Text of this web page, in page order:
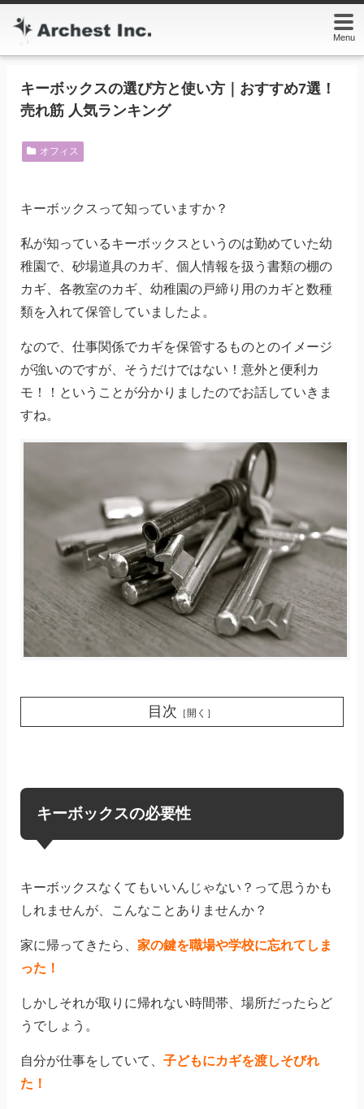
Menu
キーボックスの選び方と使い方｜おすすめ7選！
売れ筋 人気ランキング
オフィス
キーボックスって知っていますか？
私が知っているキーボックスというのは勤めていた幼
稚園で、砂場道具のカギ、個人情報を扱う書類の棚の
カギ、各教室のカギ、幼稚園の戸締り用のカギと数種
類を入れて保管していましたよ。
なので、仕事関係でカギを保管するものとのイメージ
が強いのですが、そうだけではない！意外と便利カ
モ！！ということが分かりましたのでお話していきま
すね。
目次 ［開く］
キーボックスの必要性
キーボックスなくてもいいんじゃない？って思うかも
しれませんが、こんなことありませんか？
家に帰ってきたら、 家の鍵を職場や学校に忘れてしま
った！
しかしそれが取りに帰れない時間帯、場所だったらど
うでしょう。
自分が仕事をしていて、 子どもにカギを渡しそびれ
た！